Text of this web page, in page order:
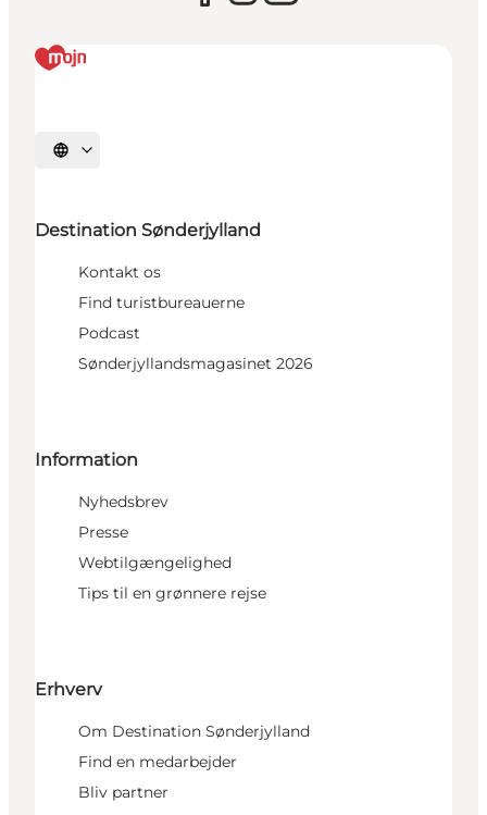
Vælg sprog
Destination Sønderjylland
Kontakt os
Find turistbureauerne
Podcast
Sønderjyllandsmagasinet 2026
Information
Nyhedsbrev
Presse
Webtilgængelighed
Tips til en grønnere rejse
Erhverv
Om Destination Sønderjylland
Find en medarbejder
Bliv partner